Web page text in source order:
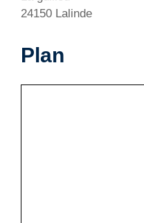
24150 Lalinde
Plan